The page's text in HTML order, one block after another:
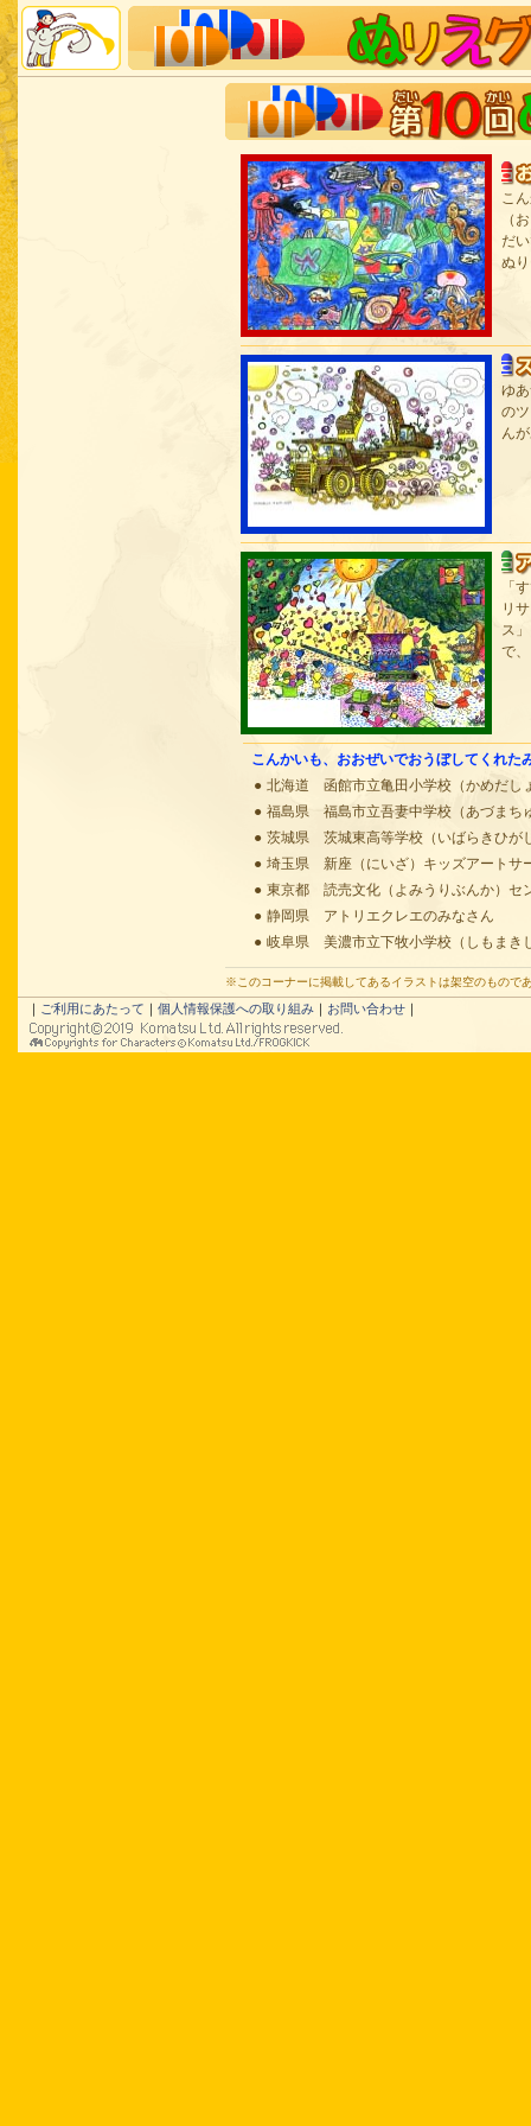
こ
（
だ
ぬ
ゆ
の
ん
「
リ
ス
で
こんかいも、おおぜいでおうぼしてくれ
● 北海道 函館市立亀田小学校（かめだし
● 福島県 福島市立吾妻中学校（あづまち
● 茨城県 茨城東高等学校（いばらきひが
● 埼玉県 新座（にいざ）キッズアートサ
● 東京都 読売文化（よみうりぶんか）セ
● 静岡県 アトリエクレエのみなさん
● 岐阜県 美濃市立下牧小学校（しもまき
※このコーナーに掲載してあるイラストは架空のもので
｜ ご利用にあたって ｜ 個人情報保護への取り組み ｜ お問い合わせ ｜